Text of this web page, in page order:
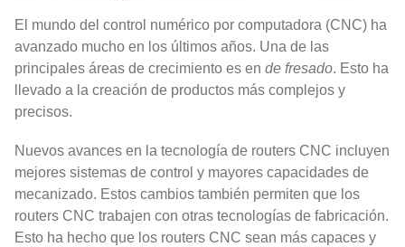
El mundo del control numérico por computadora (CNC) ha
avanzado mucho en los últimos años. Una de las
principales áreas de crecimiento es en de fresado. Esto ha
llevado a la creación de productos más complejos y
precisos.
Nuevos avances en la tecnología de routers CNC incluyen
mejores sistemas de control y mayores capacidades de
mecanizado. Estos cambios también permiten que los
routers CNC trabajen con otras tecnologías de fabricación.
Esto ha hecho que los routers CNC sean más capaces y